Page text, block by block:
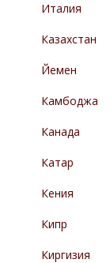
Италия
Казахстан
Йемен
Камбоджа
Канада
Катар
Кения
Кипр
Киргизия